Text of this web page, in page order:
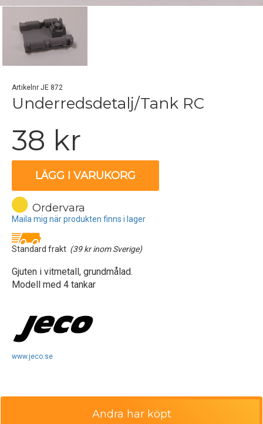
Artikelnr JE 872
Underredsdetalj/Tank RC
38 kr
LÄGG I VARUKORG
Ordervara
Maila mig när produkten finns i lager
Standard frakt (39 kr inom Sverige)
Gjuten i vitmetall, grundmålad.
Modell med 4 tankar
www.jeco.se
Andra har köpt